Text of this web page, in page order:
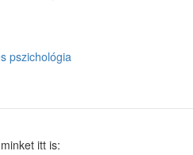
pszichológia
itt is: